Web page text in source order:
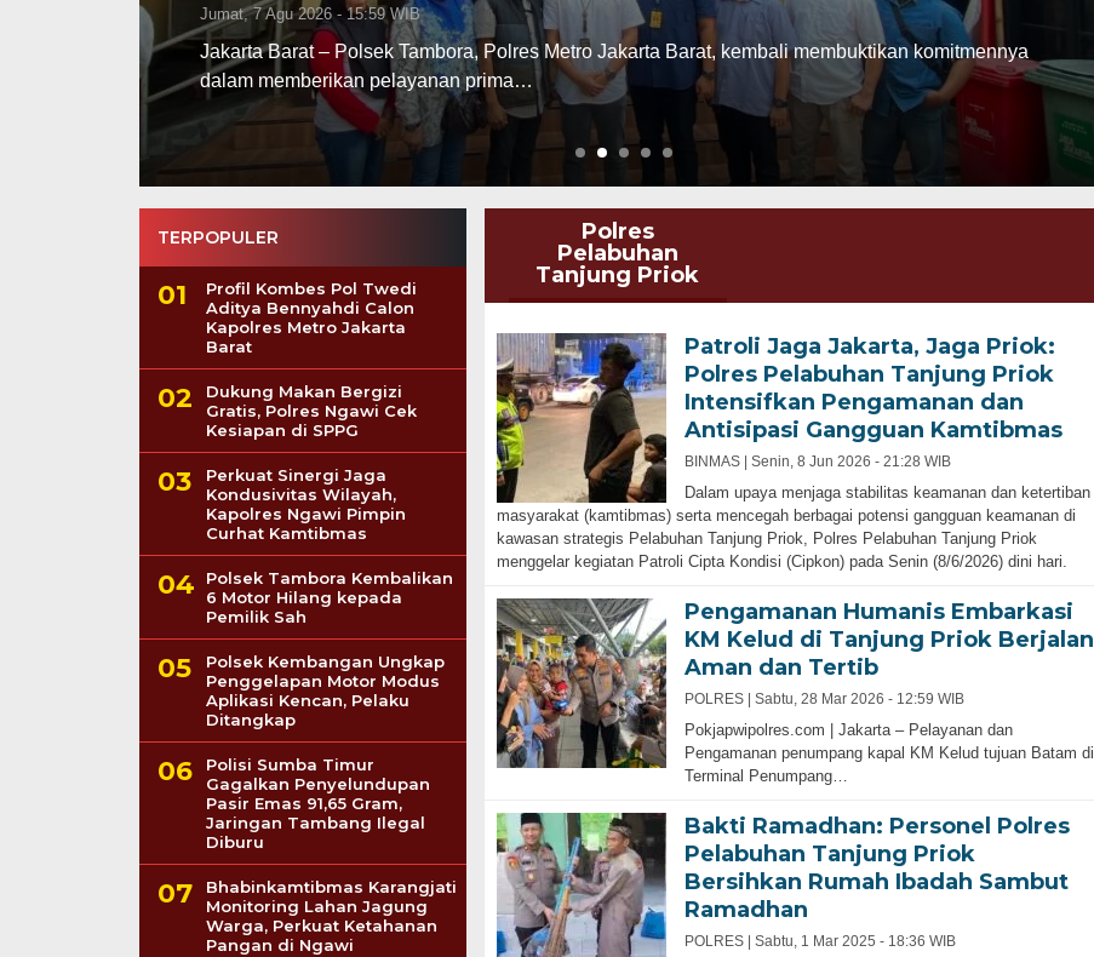
Jumat, 7 Agu 2026 - 09:45 WIB
“Pengungkapan ini menjadi langkah awal untuk membongkar jaringan tambang dan perdagangan
emas ilegal hingga ke para pemodalnya.”
TERPOPULER
Profil Kombes Pol Twedi
Aditya Bennyahdi Calon
Kapolres Metro Jakarta
Barat
Dukung Makan Bergizi
Gratis, Polres Ngawi Cek
Kesiapan di SPPG
Perkuat Sinergi Jaga
Kondusivitas Wilayah,
Kapolres Ngawi Pimpin
Curhat Kamtibmas
Polsek Tambora Kembalikan
6 Motor Hilang kepada
Pemilik Sah
Polsek Kembangan Ungkap
Penggelapan Motor Modus
Aplikasi Kencan, Pelaku
Ditangkap
Polisi Sumba Timur
Gagalkan Penyelundupan
Pasir Emas 91,65 Gram,
Jaringan Tambang Ilegal
Diburu
Bhabinkamtibmas Karangjati
Monitoring Lahan Jagung
Warga, Perkuat Ketahanan
Pangan di Ngawi
Polres
Pelabuhan
Tanjung Priok
Patroli Jaga Jakarta, Jaga Priok:
Polres Pelabuhan Tanjung Priok
Intensifkan Pengamanan dan
Antisipasi Gangguan Kamtibmas
BINMAS | Senin, 8 Jun 2026 - 21:28 WIB
Dalam upaya menjaga stabilitas keamanan dan ketertiban
masyarakat (kamtibmas) serta mencegah berbagai potensi gangguan keamanan di
kawasan strategis Pelabuhan Tanjung Priok, Polres Pelabuhan Tanjung Priok
menggelar kegiatan Patroli Cipta Kondisi (Cipkon) pada Senin (8/6/2026) dini hari.
Pengamanan Humanis Embarkasi
KM Kelud di Tanjung Priok Berjalan
Aman dan Tertib
POLRES | Sabtu, 28 Mar 2026 - 12:59 WIB
Pokjapwipolres.com | Jakarta – Pelayanan dan
Pengamanan penumpang kapal KM Kelud tujuan Batam di
Terminal Penumpang…
Bakti Ramadhan: Personel Polres
Pelabuhan Tanjung Priok
Bersihkan Rumah Ibadah Sambut
Ramadhan
POLRES | Sabtu, 1 Mar 2025 - 18:36 WIB